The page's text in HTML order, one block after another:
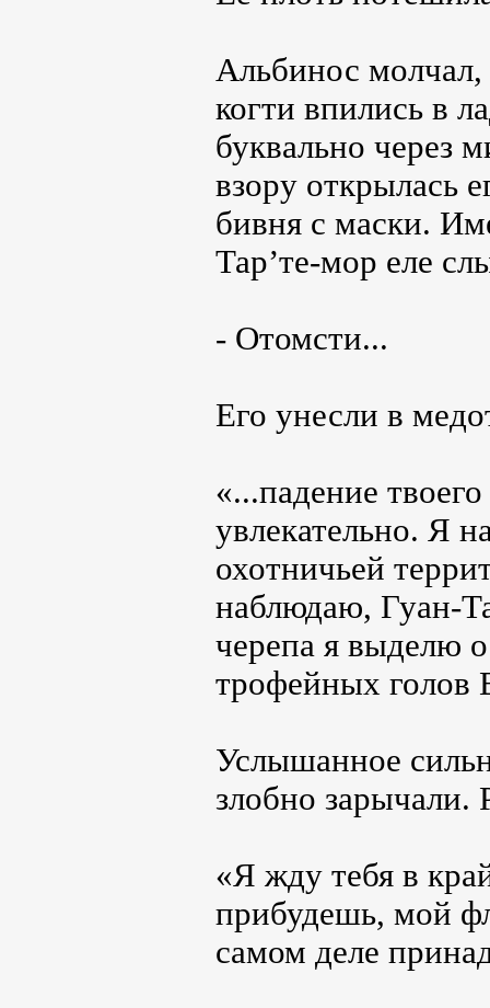
Альбинос молчал,
когти впились в
буквально через
взору открылась
бивня с маски.
Тар’те-мор еле
- Отомсти...
Его унесли в
«...падение
увлекательно. Я
охотничьей
наблюдаю, Гуан-
черепа я выделю
трофейных голов
Услышанное
злобно зарычали.
«Я жду тебя в
прибудешь, мой
самом деле